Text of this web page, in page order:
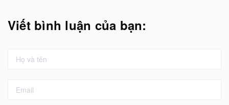
Viết bình luận của bạn: